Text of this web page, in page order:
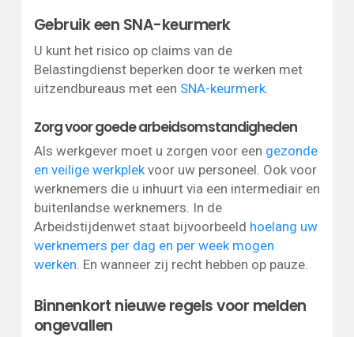
Gebruik een SNA-keurmerk
U kunt het risico op claims van de
Belastingdienst beperken door te werken met
uitzendbureaus met een SNA-keurmerk.
Zorg voor goede arbeidsomstandigheden
Als werkgever moet u zorgen voor een gezonde
en veilige werkplekvoor uw personeel. Ook voor
werknemers die u inhuurt via een intermediair en
buitenlandse werknemers. In de
Arbeidstijdenwet staat bijvoorbeeld hoelang uw
werknemers per dag en per week mogen
werken . En wanneer zij recht hebben op pauze.
Binnenkort nieuwe regels voor melden
ongevallen